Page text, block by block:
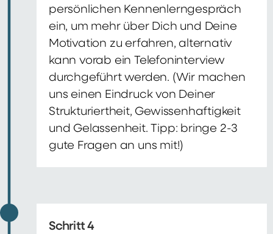
persönlichen Kennenlerngespräch
ein, um mehr über Dich und Deine
Motivation zu erfahren, alternativ
kann vorab ein Telefoninterview
durchgeführt werden. (Wir machen
uns einen Eindruck von Deiner
Strukturiertheit, Gewissenhaftigkeit
und Gelassenheit. Tipp: bringe 2-3
gute Fragen an uns mit!)
Schritt 4